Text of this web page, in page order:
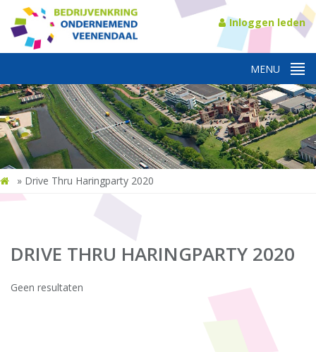
Inloggen leden
» Drive Thru Haringparty 2020
DRIVE THRU HARINGPARTY 2020
Geen resultaten